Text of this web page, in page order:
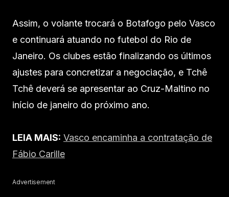
Assim, o volante trocará o Botafogo pelo Vasco
e continuará atuando no futebol do Rio de
Janeiro. Os clubes estão finalizando os últimos
ajustes para concretizar a negociação, e Tchê
Tchê deverá se apresentar ao Cruz-Maltino no
início de janeiro do próximo ano.
LEIA MAIS: Vasco encaminha a contratação de
Fábio Carille
Advertisement